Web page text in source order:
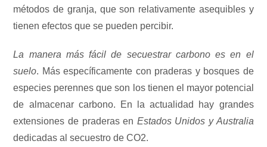
métodos de granja, que son relativamente asequibles y
tienen efectos que se pueden percibir.
La manera más fácil de secuestrar carbono es en el
suelo. Más específicamente con praderas y bosques de
especies perennes que son los tienen el mayor potencial
de almacenar carbono. En la actualidad hay grandes
extensiones de praderas en Estados Unidos y Australia
dedicadas al secuestro de CO2.